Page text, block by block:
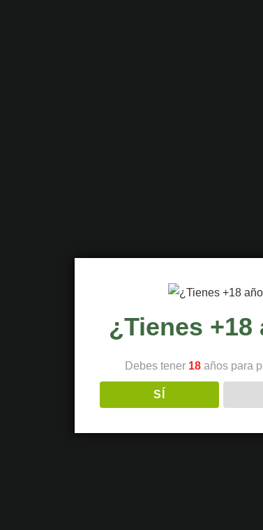
¿Tienes +18
Debes tener 18años para
SÍ